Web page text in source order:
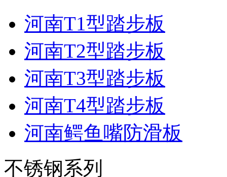
河南T1型踏步板
河南T2型踏步板
河南T3型踏步板
河南T4型踏步板
河南鳄鱼嘴防滑板
不锈钢系列